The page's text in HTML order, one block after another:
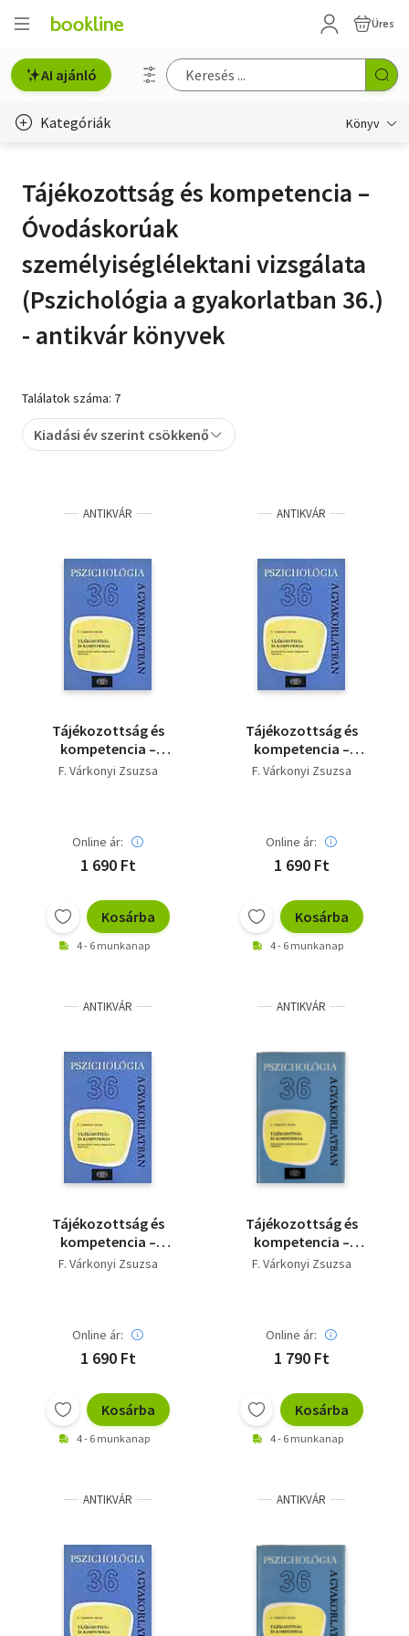
Üres
AI ajánló
Kategóriák Könyv
Erotika
Irodalom
Szakkönyv
Szótár, nyelvkönyv
Társadalomtudomány
Természettudomány
Történelem
Tájékozottság és kompetencia –
Óvodáskorúak
személyiséglélektani vizsgálata
(Pszichológia a gyakorlatban 36.)
- antikvár könyvek
Találatok száma: 7
Kiadási év szerint csökkenő
ANTIKVÁR
Tájékozottság és
kompetencia –
Óvodáskorúak
gyakorlatban 36.)
F. Várkonyi Zsuzsa
Online ár:
1 690 Ft
Kosárba
4 - 6 munkanap
ANTIKVÁR
Tájékozottság és
kompetencia –
Óvodáskorúak
gyakorlatban 36.)
F. Várkonyi Zsuzsa
Online ár:
1 690 Ft
Kosárba
4 - 6 munkanap
ANTIKVÁR
Tájékozottság és
kompetencia –
Óvodáskorúak
gyakorlatban 36.)
F. Várkonyi Zsuzsa
Online ár:
1 690 Ft
Kosárba
4 - 6 munkanap
ANTIKVÁR
Tájékozottság és
kompetencia –
Óvodáskorúak
gyakorlatban 36.)
F. Várkonyi Zsuzsa
Online ár:
1 790 Ft
Kosárba
4 - 6 munkanap
ANTIKVÁR ANTIKVÁR